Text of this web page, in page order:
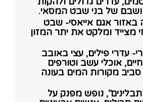
של בני שבט המסאי.
אגם אייאסי- שבט
מצייד ומלקט את יתר המזון
עדרי פילים, עצי באובב
אוכלי עשב וטורפים
מקורות המים בעונה
נופש מפנק על